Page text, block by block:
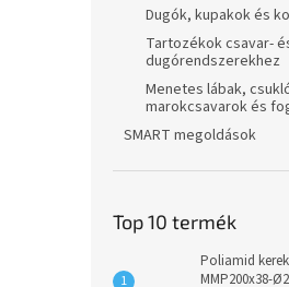
Dugók, kupakok és
Tartozékok csavar-
dugórendszerekhez
Menetes lábak,
marokcsavarok és
SMART megoldások
Top 10 termék
Poliamid
MMP200x38-